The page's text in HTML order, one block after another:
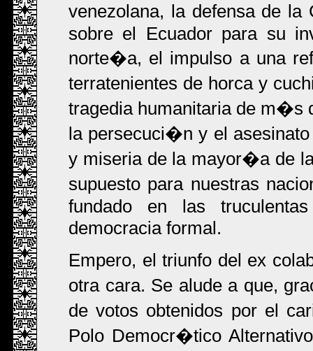
venezolana, la defensa de
sobre el Ecuador para su
norte�a, el impulso a una
terratenientes de horca y
tragedia humanitaria de m�s
la persecuci�n y el
y miseria de la mayor�a de
supuesto para nuestras
fundado en las
democracia formal.
Empero, el triunfo del ex
otra cara. Se alude a que,
de votos obtenidos por el
Polo Democr�tico